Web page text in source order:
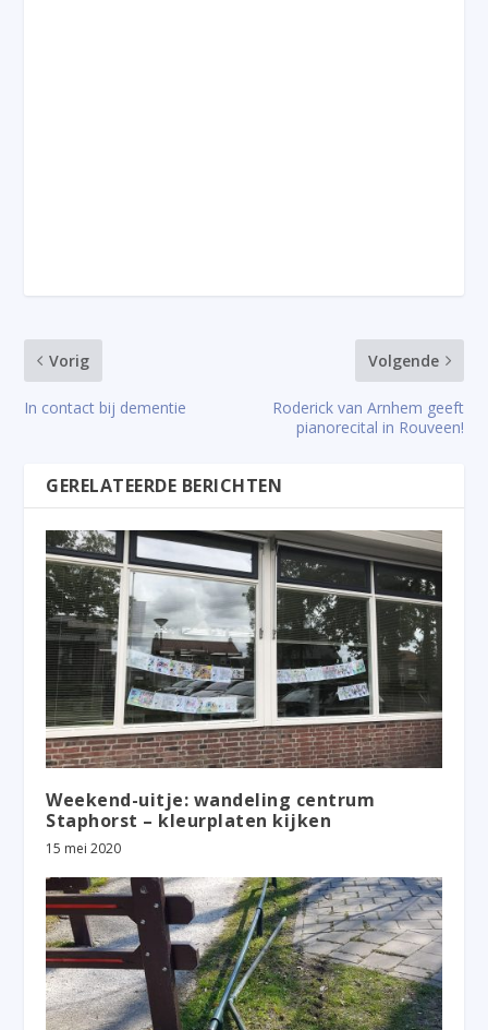
Vorig
In contact bij dementie
Volgende
Roderick van Arnhem geeft
pianorecital in Rouveen!
GERELATEERDE BERICHTEN
Weekend-uitje: wandeling centrum
Staphorst – kleurplaten kijken
15 mei 2020